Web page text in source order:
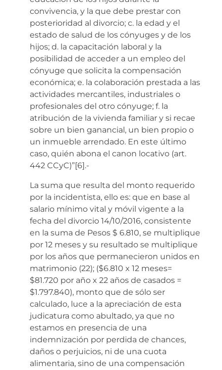
convivencia, y la que debe prestar con
posterioridad al divorcio; c. la edad y el
estado de salud de los cónyuges y de los
hijos; d. la capacitación laboral y la
posibilidad de acceder a un empleo del
cónyuge que solicita la compensación
económica; e. la colaboración prestada a las
actividades mercantiles, industriales o
profesionales del otro cónyuge; f. la
atribución de la vivienda familiar y si recae
sobre un bien ganancial, un bien propio o
un inmueble arrendado. En este último
caso, quién abona el canon locativo (art.
442 CCyC)”[6].-
La suma que resulta del monto requerido
por la incidentista, ello es: que en base al
salario mínimo vital y móvil vigente a la
fecha del divorcio 14/10/2016, consistente
en la suma de Pesos $ 6.810, se multiplique
por 12 meses y su resultado se multiplique
por los años que permanecieron unidos en
matrimonio (22); ($6.810 x 12 meses=
$81.720 por año x 22 años de casados =
$1.797.840), monto que de sólo ser
calculado, luce a la apreciación de esta
judicatura como abultado, ya que no
estamos en presencia de una
indemnización por perdida de chances,
daños o perjuicios, ni de una cuota
alimentaria, sino de una compensación